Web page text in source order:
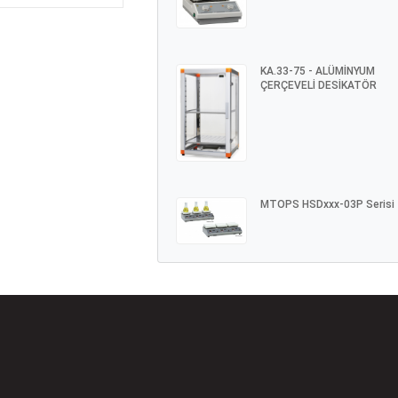
KA.33-75 - ALÜMİNYUM
ÇERÇEVELİ DESİKATÖR
MTOPS HSDxxx-03P Serisi